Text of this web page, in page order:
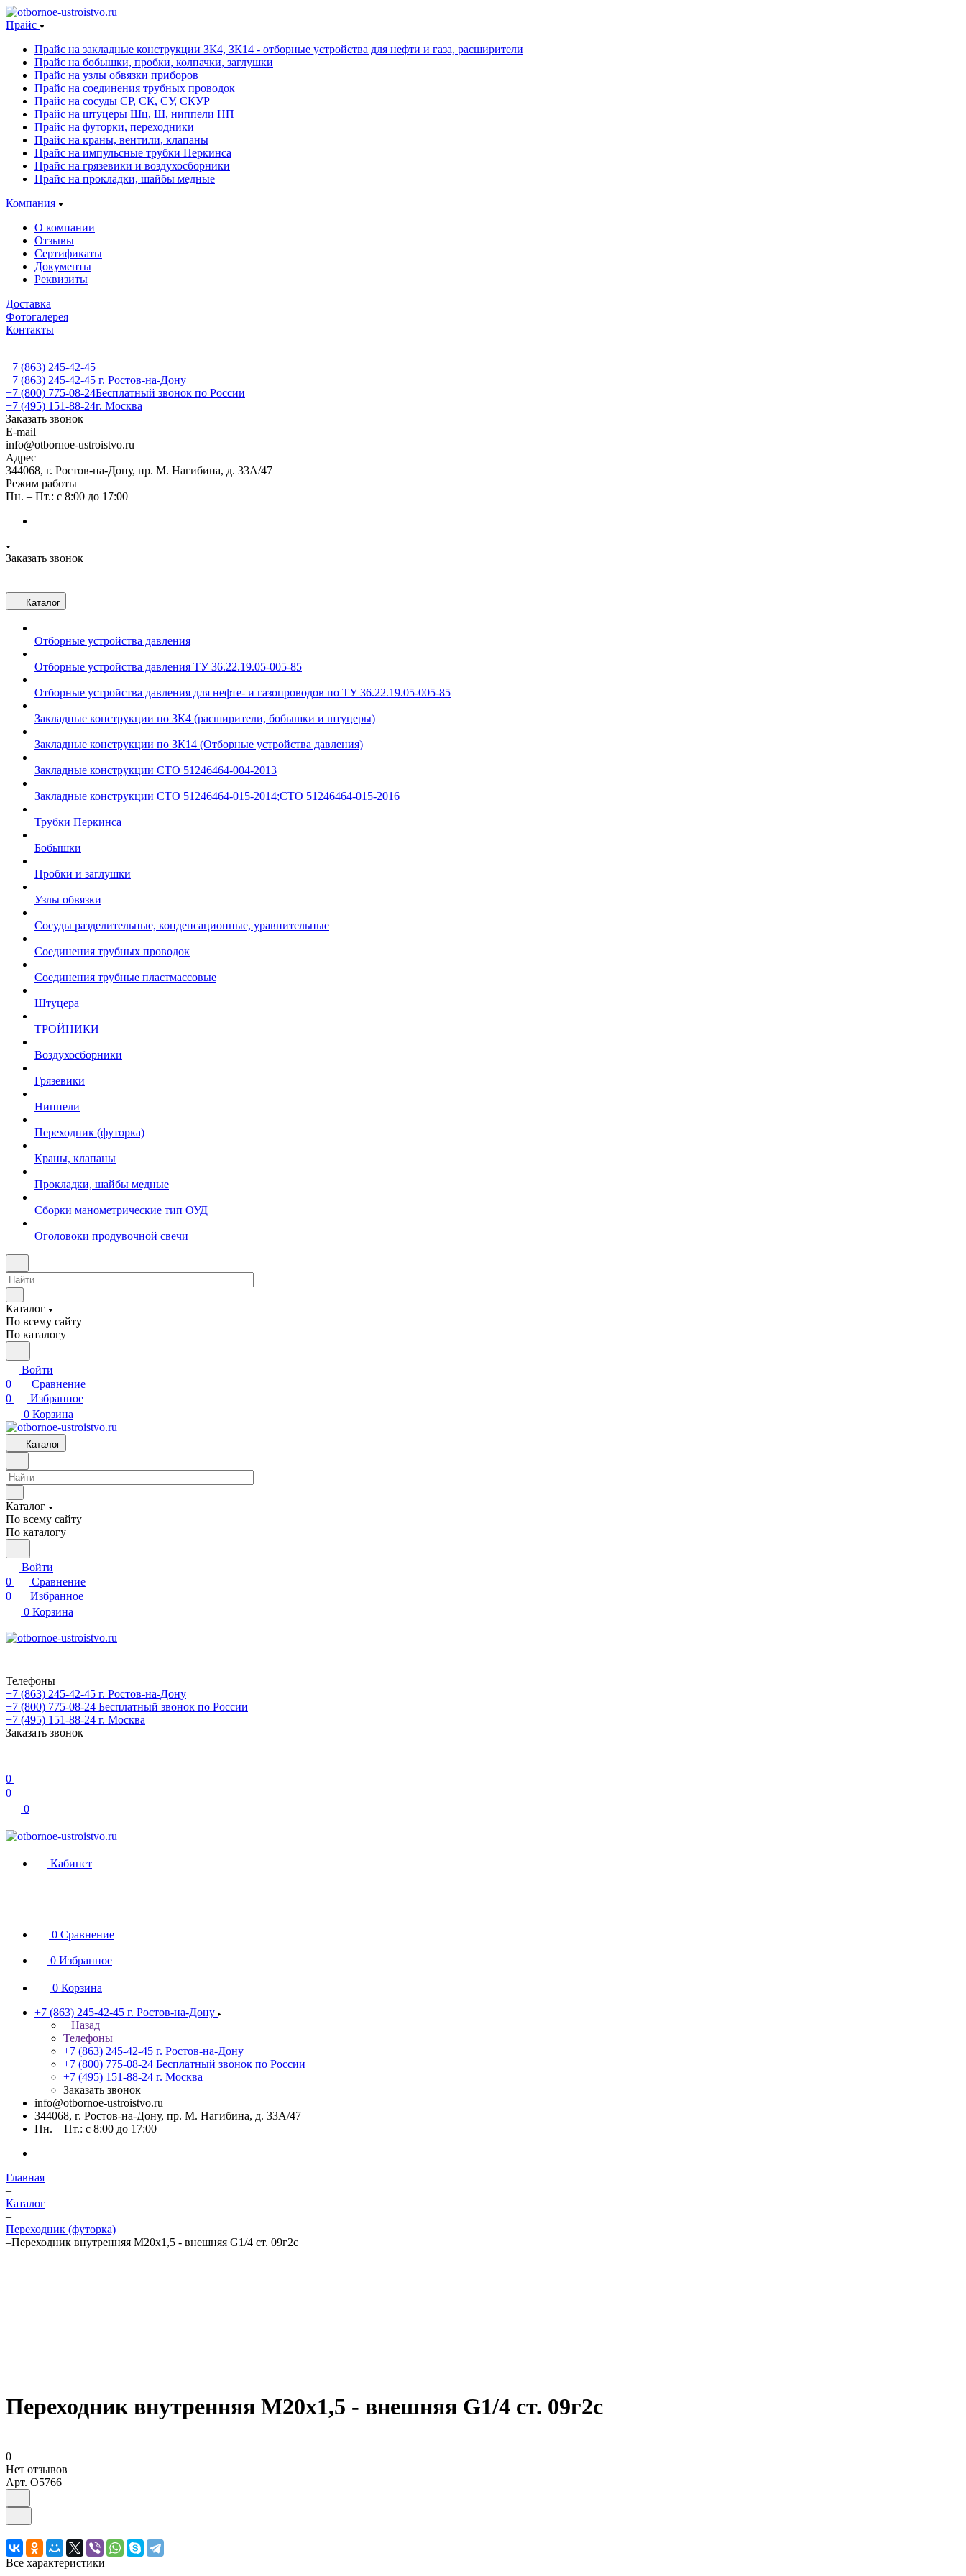
Прайс
Прайс на закладные конструкции ЗК4, ЗК14 - отборные устройства для нефти и газа, расширители
Прайс на бобышки, пробки, колпачки, заглушки
Прайс на узлы обвязки приборов
Прайс на соединения трубных проводок
Прайс на сосуды СР, СК, СУ, СКУР
Прайс на штуцеры Шц, Ш, ниппели НП
Прайс на футорки, переходники
Прайс на краны, вентили, клапаны
Прайс на импульсные трубки Перкинса
Прайс на грязевики и воздухосборники
Прайс на прокладки, шайбы медные
Компания
О компании
Отзывы
Сертификаты
Документы
Реквизиты
Доставка
Фотогалерея
Контакты
+7 (863) 245-42-45
+7 (863) 245-42-45 г. Ростов-на-Дону
+7 (800) 775-08-24Бесплатный звонок по России
+7 (495) 151-88-24г. Москва
Заказать звонок
E-mail
info@otbornoe-ustroistvo.ru
Адрес
344068, г. Ростов-на-Дону, пр. М. Нагибина, д. 33А/47
Режим работы
Пн. – Пт.: с 8:00 до 17:00
Заказать звонок
Каталог
Отборные устройства давления
Отборные устройства давления ТУ 36.22.19.05-005-85
Отборные устройства давления для нефте- и газопроводов по ТУ 36.22.19.05-005-85
Закладные конструкции по ЗК4 (расширители, бобышки и штуцеры)
Закладные конструкции по ЗК14 (Отборные устройства давления)
Закладные конструкции СТО 51246464-004-2013
Закладные конструкции СТО 51246464-015-2014;СТО 51246464-015-2016
Трубки Перкинса
Бобышки
Пробки и заглушки
Узлы обвязки
Сосуды разделительные, конденсационные, уравнительные
Соединения трубных проводок
Соединения трубные пластмассовые
Штуцера
ТРОЙНИКИ
Воздухосборники
Грязевики
Ниппели
Переходник (футорка)
Краны, клапаны
Прокладки, шайбы медные
Сборки манометрические тип ОУД
Оголовоки продувочной свечи
Каталог
По всему сайту
По каталогу
Войти
0
Сравнение
0
Избранное
0 Корзина
Каталог
Каталог
По всему сайту
По каталогу
Войти
0
Сравнение
0
Избранное
0 Корзина
Телефоны
+7 (863) 245-42-45 г. Ростов-на-Дону
+7 (800) 775-08-24 Бесплатный звонок по России
+7 (495) 151-88-24 г. Москва
Заказать звонок
0
0
0
Кабинет
0 Сравнение
0 Избранное
0 Корзина
+7 (863) 245-42-45 г. Ростов-на-Дону
Назад
Телефоны
+7 (863) 245-42-45 г. Ростов-на-Дону
+7 (800) 775-08-24 Бесплатный звонок по России
+7 (495) 151-88-24 г. Москва
Заказать звонок
info@otbornoe-ustroistvo.ru
344068, г. Ростов-на-Дону, пр. М. Нагибина, д. 33А/47
Пн. – Пт.: с 8:00 до 17:00
Главная
–
Каталог
–
Переходник (футорка)
–Переходник внутренняя М20х1,5 - внешняя G1/4 ст. 09г2с
Переходник внутренняя М20х1,5 - внешняя G1/4 ст. 09г2с
0
Нет отзывов
Арт. O5766
Все характеристики